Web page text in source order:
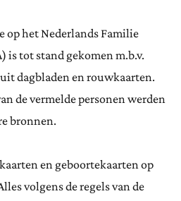
op het Nederlands Familie
is tot stand gekomen m.b.v.
dagbladen en rouwkaarten.
de vermelde personen werden
bronnen.
en geboortekaarten op
volgens de regels van de